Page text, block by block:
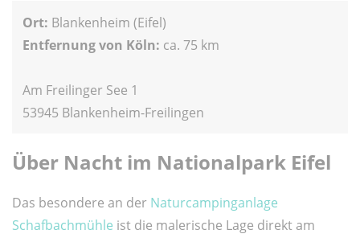
Ort: Blankenheim (Eifel)
Entfernung von Köln: ca. 75 km
Am Freilinger See 1
53945 Blankenheim-Freilingen
Über Nacht im Nationalpark Eifel
Das besondere an der Naturcampinganlage
Schafbachmühle ist die malerische Lage direkt am